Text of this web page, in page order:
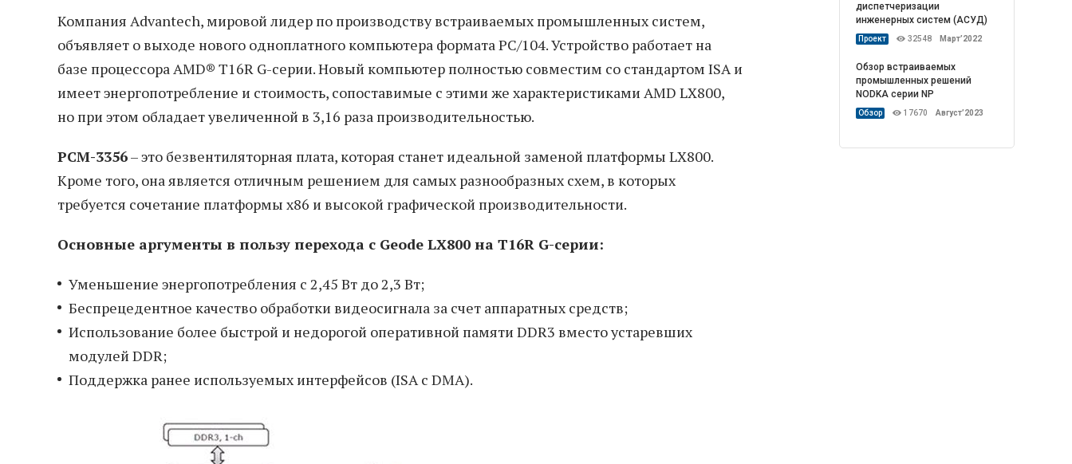
Компания Advantech, мировой лидер по производству встраиваемых промышленных систем,
объявляет о выходе нового одноплатного компьютера формата PC/104. Устройство работает на
базе процессора AMD® T16R G-серии. Новый компьютер полностью совместим со стандартом ISA и
имеет энергопотребление и стоимость, сопоставимые с этими же характеристиками AMD LX800,
но при этом обладает увеличенной в 3,16 раза производительностью.
PCM-3356– это безвентиляторная плата, которая станет идеальной заменой платформы LX800.
Кроме того, она является отличным решением для самых разнообразных схем, в которых
требуется сочетание платформы х86 и высокой графической производительности.
Основные аргументы в пользу перехода с Geode LX800 на T16R G-серии:
Уменьшение энергопотребления с 2,45 Вт до 2,3 Вт;
Беспрецедентное качество обработки видеосигнала за счет аппаратных средств;
Использование более быстрой и недорогой оперативной памяти DDR3 вместо устаревших
модулей DDR;
Поддержка ранее используемых интерфейсов (ISA с DMA).
диспетчеризации
инженерных систем (АСУД)
Проект 32548 Март’2022
Обзор встраиваемых
промышленных решений
NODKA серии NP
Обзор 17670 Август’2023